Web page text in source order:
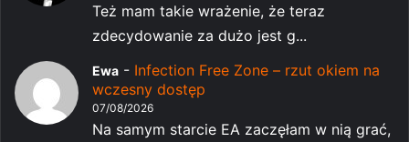
Też mam takie wrażenie, że teraz
zdecydowanie za dużo jest g...
Ewa - Infection Free Zone – rzut okiem na
wczesny dostęp
07/08/2026
Na samym starcie EA zaczęłam w nią grać,